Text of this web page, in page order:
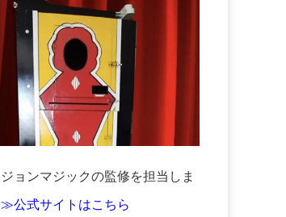
ョンマジックの監修を担当しま
公式サイトはこちら